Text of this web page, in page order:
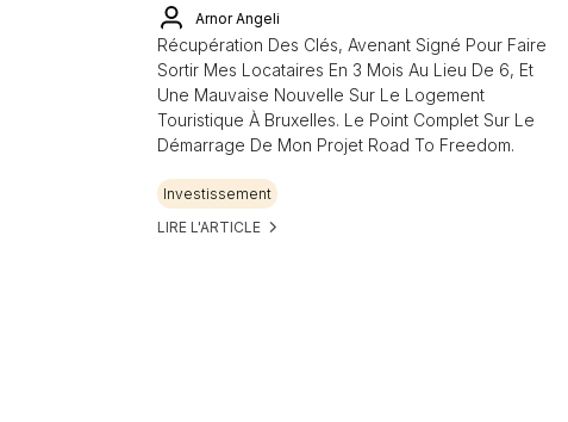
Arnor Angeli
Récupération Des Clés, Avenant Signé Pour Faire
Sortir Mes Locataires En 3 Mois Au Lieu De 6, Et
Une Mauvaise Nouvelle Sur Le Logement
Touristique À Bruxelles. Le Point Complet Sur Le
Démarrage De Mon Projet Road To Freedom.
Investissement
LIRE L'ARTICLE